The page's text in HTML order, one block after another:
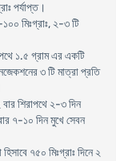
পর্যাপ্ত।
মিঃগ্রাঃ, ২-৩ টি
১.৫ গ্রাম এর একটি
৩ টি মাত্রা প্রতি
বার শিরাপথে ২-৩ দিন
৭-১০ দিন মুখে সেবন
হিসাবে ৭৫০ মিঃগ্রাঃ দিনে ২